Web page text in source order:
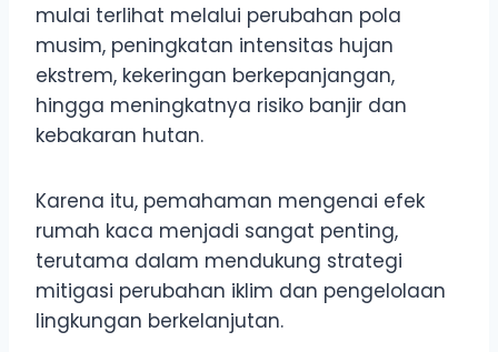
mulai terlihat melalui perubahan pola
musim, peningkatan intensitas hujan
ekstrem, kekeringan berkepanjangan,
hingga meningkatnya risiko banjir dan
kebakaran hutan.
Karena itu, pemahaman mengenai efek
rumah kaca menjadi sangat penting,
terutama dalam mendukung strategi
mitigasi perubahan iklim dan pengelolaan
lingkungan berkelanjutan.